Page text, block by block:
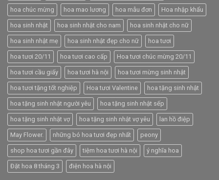
hoa chúc mừng hoa mao lương hoa mẫu đơn Hoa nhập khẩu
hoa sinh nhật hoa sinh nhật cho nam hoa sinh nhật cho nữ
hoa sinh nhật mẹ hoa sinh nhật đẹp cho nữ hoa tươi
hoa tươi 20/11 hoa tươi cao cấp Hoa tươi chúc mừng 20/11
hoa tươi cầu giấy hoa tươi hà nội hoa tươi mừng sinh nhật
hoa tươi tặng tốt nghiệp Hoa tươi Valentine hoa tặng sinh nhật
hoa tặng sinh nhật người yêu hoa tặng sinh nhật sếp
hoa tặng sinh nhật vợ hoa tặng sinh nhật vợ yêu lan hồ điệp
May Flower. những bó hoa tươi đẹp nhất peony
shop hoa tươi gần đây tiệm hoa tươi hà nội ý nghĩa hoa
Đặt hoa 8 tháng 3 điện hoa hà nội